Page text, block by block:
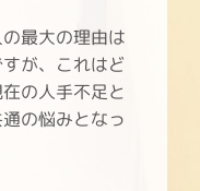
最大の理由は
が、これはど
の人手不足と
の悩みとなっ